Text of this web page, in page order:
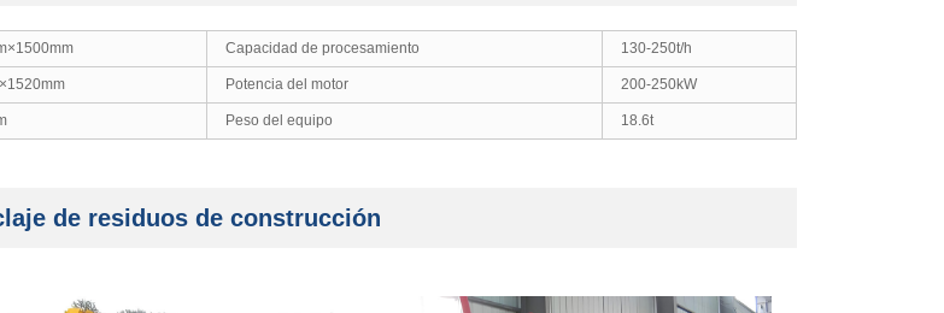
Capacidad de procesamiento 130-250t/h
Potencia del motor 200-250kW
Peso del equipo 18.6t
de residuos de construcción